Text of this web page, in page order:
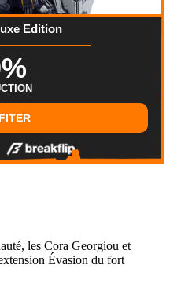
Edition
les Cora Georgiou et
Évasion du fort